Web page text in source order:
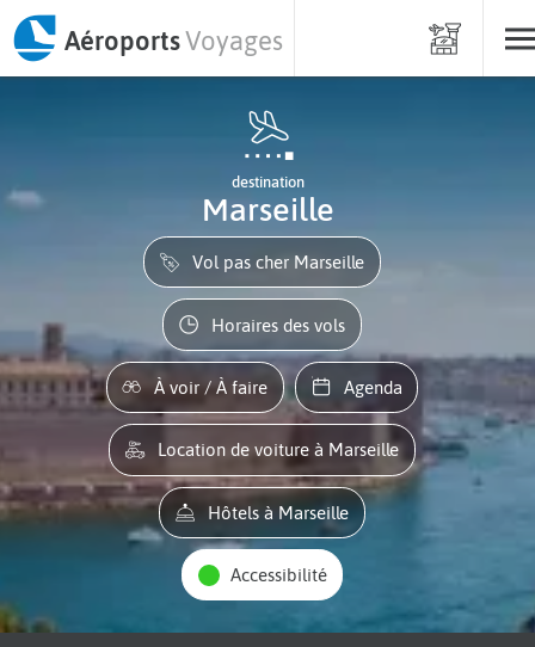
AéroportsVoyages
destination
Marseille
Vol pas cher Marseille
Horaires des vols
À voir / À faire Agenda
Location de voiture à Marseille
Hôtels à Marseille
Accessibilité